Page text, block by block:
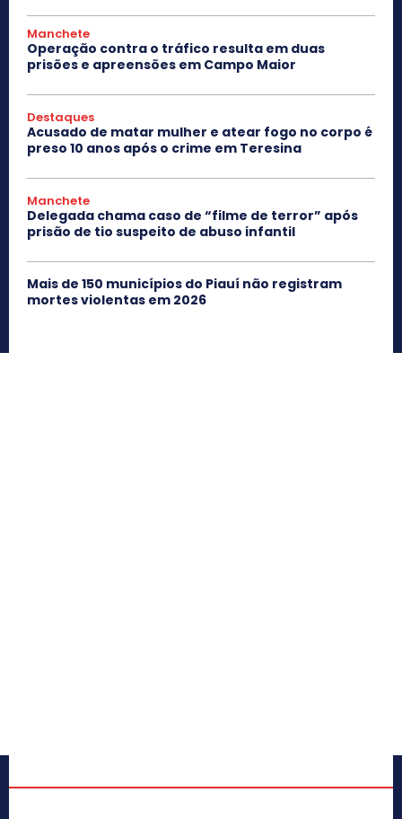
Manchete
Operação contra o tráfico resulta em duas
prisões e apreensões em Campo Maior
Destaques
Acusado de matar mulher e atear fogo no corpo é
preso 10 anos após o crime em Teresina
Manchete
Delegada chama caso de “filme de terror” após
prisão de tio suspeito de abuso infantil
Mais de 150 municípios do Piauí não registram
mortes violentas em 2026